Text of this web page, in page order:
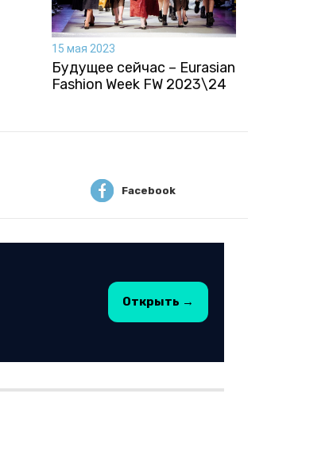
15 мая 2023
Будущее сейчас – Eurasian
Fashion Week FW 2023\24
Facebook
Открыть →